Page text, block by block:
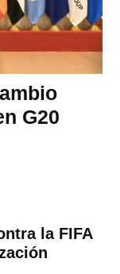
G20
la FIFA